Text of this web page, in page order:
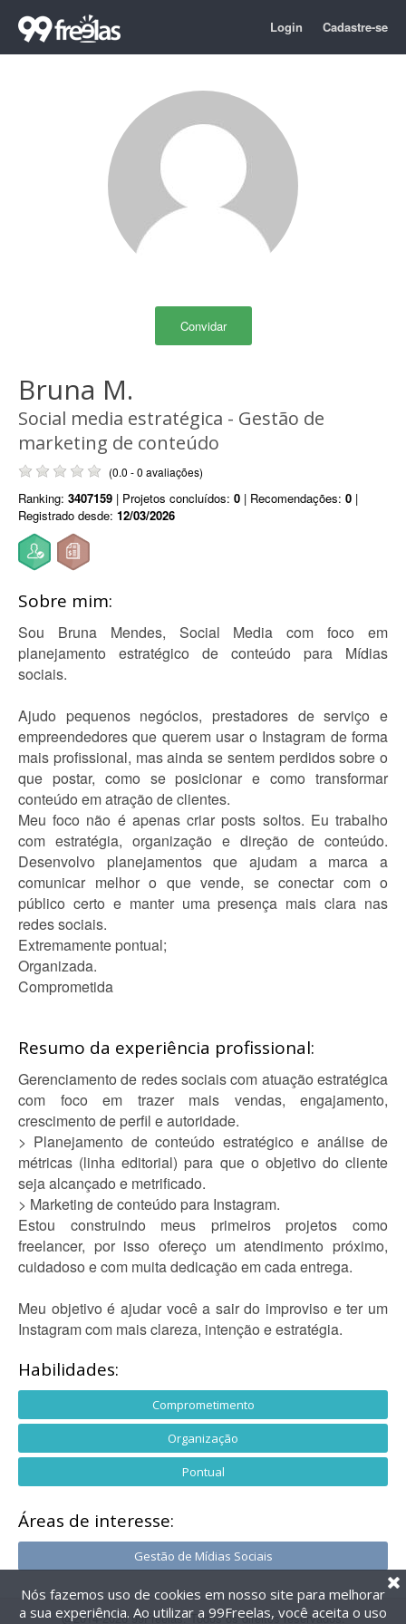
Login Cadastre-se
Convidar
Bruna M.
Social media estratégica - Gestão de
marketing de conteúdo
(0.0 - 0 avaliações)
Ranking: 3407159 | Projetos concluídos: 0 | Recomendações: 0 |
Registrado desde: 12/03/2026
Sobre mim:
Sou Bruna Mendes, Social Media com foco em
planejamento estratégico de conteúdo para Mídias
sociais.
Ajudo pequenos negócios, prestadores de serviço e
empreendedores que querem usar o Instagram de forma
mais profissional, mas ainda se sentem perdidos sobre o
que postar, como se posicionar e como transformar
conteúdo em atração de clientes.
Meu foco não é apenas criar posts soltos. Eu trabalho
com estratégia, organização e direção de conteúdo.
Desenvolvo planejamentos que ajudam a marca a
comunicar melhor o que vende, se conectar com o
público certo e manter uma presença mais clara nas
redes sociais.
Extremamente pontual;
Organizada.
Comprometida
Resumo da experiência profissional:
Gerenciamento de redes sociais com atuação estratégica
com foco em trazer mais vendas, engajamento,
crescimento de perfil e autoridade.
> Planejamento de conteúdo estratégico e análise de
métricas (linha editorial) para que o objetivo do cliente
seja alcançado e metrificado.
> Marketing de conteúdo para Instagram.
Estou construindo meus primeiros projetos como
freelancer, por isso ofereço um atendimento próximo,
cuidadoso e com muita dedicação em cada entrega.
Meu objetivo é ajudar você a sair do improviso e ter um
Instagram com mais clareza, intenção e estratégia.
Habilidades:
Comprometimento
Organização
Pontual
Áreas de interesse:
Gestão de Mídias Sociais
@2014-2026 99Freelas. Todos os direitos reservados.
Nós fazemos uso de cookies em nosso site para melhorar
a sua experiência. Ao utilizar a 99Freelas, você aceita o uso